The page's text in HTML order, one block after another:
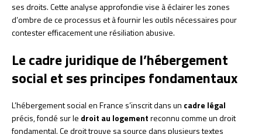
ses droits. Cette analyse approfondie vise à éclairer les zones
d’ombre de ce processus et à fournir les outils nécessaires pour
contester efficacement une résiliation abusive.
Le cadre juridique de l’hébergement
social et ses principes fondamentaux
L’hébergement social en France s’inscrit dans un cadre légal
précis, fondé sur le droit au logementreconnu comme un droit
fondamental. Ce droit trouve sa source dans plusieurs textes